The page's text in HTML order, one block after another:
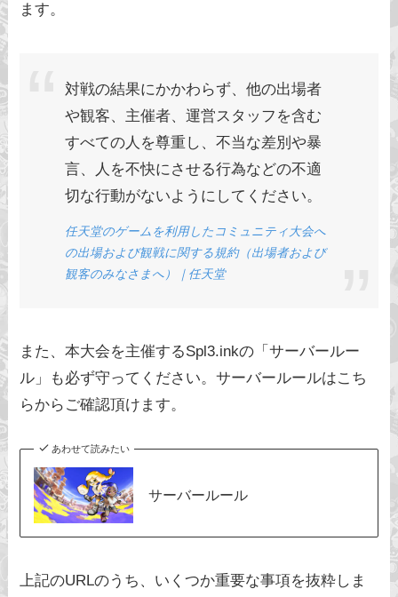
ます。
対戦の結果にかかわらず、他の出場者
や観客、主催者、運営スタッフを含む
すべての人を尊重し、不当な差別や暴
言、人を不快にさせる行為などの不適
切な行動がないようにしてください。
任天堂のゲームを利用したコミュニティ大会へ
の出場および観戦に関する規約（出場者および
観客のみなさまへ）｜任天堂
また、本大会を主催するSpl3.inkの「サーバールー
ル」も必ず守ってください。サーバールールはこち
らからご確認頂けます。
あわせて読みたい
サーバールール
上記のURLのうち、いくつか重要な事項を抜粋しま